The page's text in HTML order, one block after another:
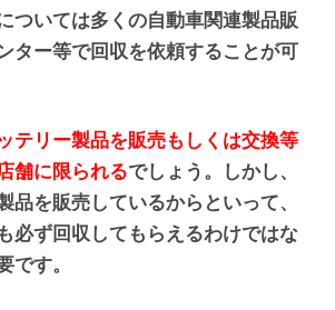
ついては多くの自動車関連製品販
ター等で回収を依頼することが可
テリー製品を販売もしくは交換等
舗に限られるでしょう。しかし、
品を販売しているからといって、
必ず回収してもらえるわけではな
です。